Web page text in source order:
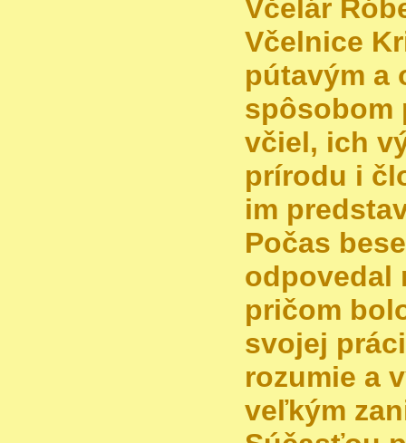
Včelár
Včelnice
pútavým a
spôsobom
včiel, ich
prírodu i
im
Počas
odpovedal
pričom
svojej
rozumie a
veľkým